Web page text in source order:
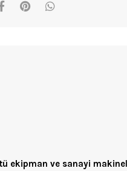
ekipman ve sanayi